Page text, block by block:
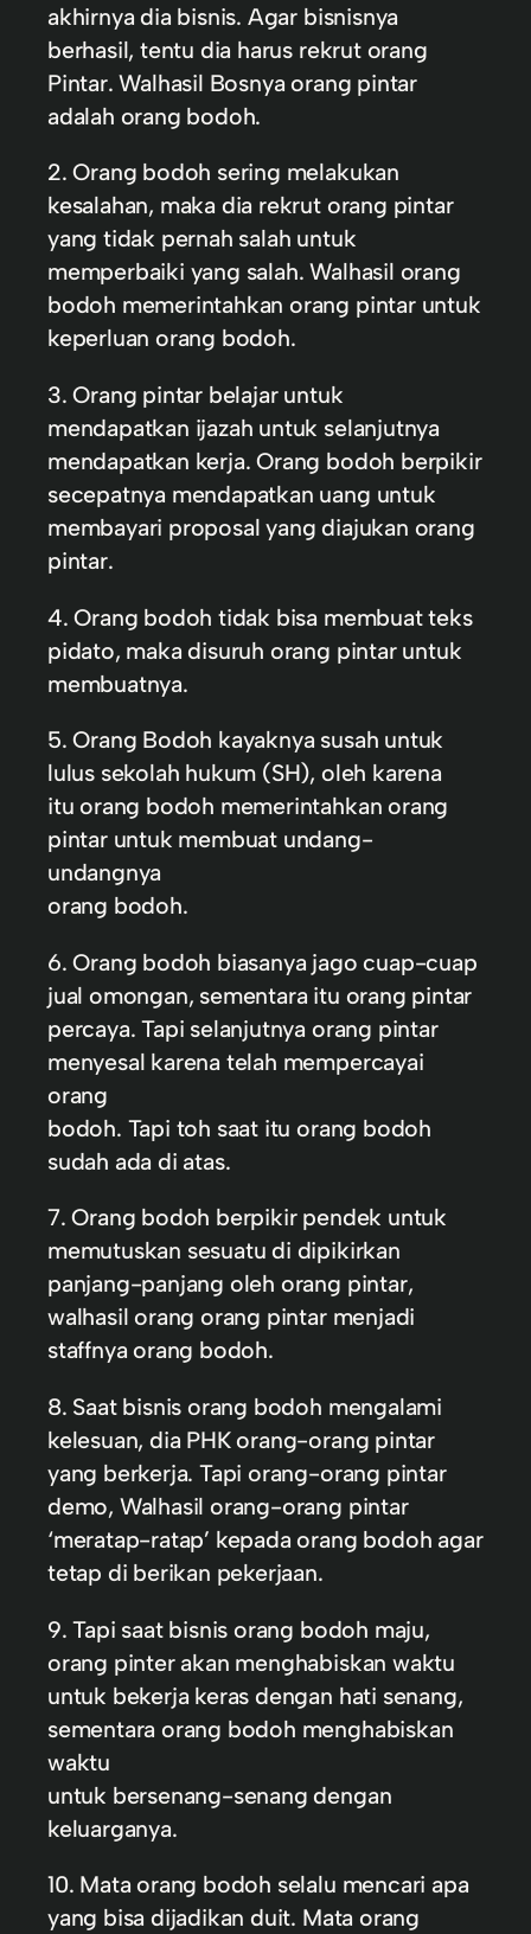
akhirnya dia bisnis. Agar bisnisnya
berhasil, tentu dia harus rekrut orang
Pintar. Walhasil Bosnya orang pintar
adalah orang bodoh.
2. Orang bodoh sering melakukan
kesalahan, maka dia rekrut orang pintar
yang tidak pernah salah untuk
memperbaiki yang salah. Walhasil orang
bodoh memerintahkan orang pintar untuk
keperluan orang bodoh.
3. Orang pintar belajar untuk
mendapatkan ijazah untuk selanjutnya
mendapatkan kerja. Orang bodoh berpikir
secepatnya mendapatkan uang untuk
membayari proposal yang diajukan orang
pintar.
4. Orang bodoh tidak bisa membuat teks
pidato, maka disuruh orang pintar untuk
membuatnya.
5. Orang Bodoh kayaknya susah untuk
lulus sekolah hukum (SH), oleh karena
itu orang bodoh memerintahkan orang
pintar untuk membuat undang-
undangnya
orang bodoh.
6. Orang bodoh biasanya jago cuap-cuap
jual omongan, sementara itu orang pintar
percaya. Tapi selanjutnya orang pintar
menyesal karena telah mempercayai
orang
bodoh. Tapi toh saat itu orang bodoh
sudah ada di atas.
7. Orang bodoh berpikir pendek untuk
memutuskan sesuatu di dipikirkan
panjang-panjang oleh orang pintar,
walhasil orang orang pintar menjadi
staffnya orang bodoh.
8. Saat bisnis orang bodoh mengalami
kelesuan, dia PHK orang-orang pintar
yang berkerja. Tapi orang-orang pintar
demo, Walhasil orang-orang pintar
‘meratap-ratap’ kepada orang bodoh agar
tetap di berikan pekerjaan.
9. Tapi saat bisnis orang bodoh maju,
orang pinter akan menghabiskan waktu
untuk bekerja keras dengan hati senang,
sementara orang bodoh menghabiskan
waktu
untuk bersenang-senang dengan
keluarganya.
10. Mata orang bodoh selalu mencari apa
yang bisa dijadikan duit. Mata orang